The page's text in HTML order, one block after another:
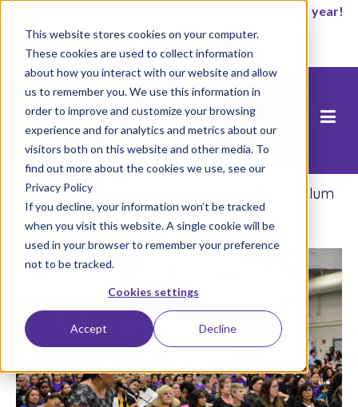
This website stores cookies on your computer.
These cookies are used to collect information
about how you interact with our website and allow
us to remember you. We use this information in
order to improve and customize your browsing
experience and for analytics and metrics about our
visitors both on this website and other media. To
find out more about the cookies we use, see our
Privacy Policy
If you decline, your information won’t be tracked
when you visit this website. A single cookie will be
used in your browser to remember your preference
not to be tracked.
Cookies settings
Accept Decline
It’s not too late to enroll for the 2026-2027 school year!
Empezar ahora
Inicio/Blog
Cómo apoyar a Rocketship Alum
Rock